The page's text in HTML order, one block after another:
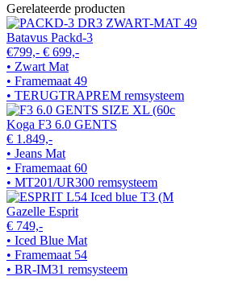
Gerelateerde producten
Batavus Packd-3
€799,- € 699,-
• Zwart Mat
• Framemaat 49
• TERUGTRAPREM remsysteem
Koga F3 6.0 GENTS
€ 1.849,-
• Jeans Mat
• Framemaat 60
• MT201/UR300 remsysteem
Gazelle Esprit
€ 749,-
• Iced Blue Mat
• Framemaat 54
• BR-IM31 remsysteem